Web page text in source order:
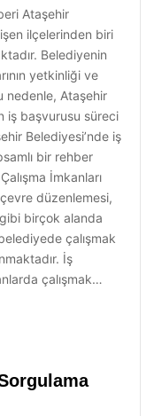
Ataşehir
ilçelerinden biri
Belediyenin
yetkinliği ve
nedenle, Ataşehir
iş başvurusu süreci
Belediyesi’nde iş
bir rehber
İmkanları
düzenlemesi,
birçok alanda
çalışmak
İş
çalışmak…